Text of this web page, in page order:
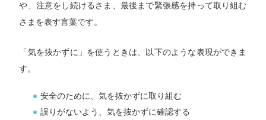
や、注意をし続けるさま、最後まで緊張感を持って取り組む
さまを表す言葉です。
「気を抜かずに」を使うときは、以下のような表現ができま
す。
安全のために、気を抜かずに取り組む
誤りがないよう、気を抜かずに確認する